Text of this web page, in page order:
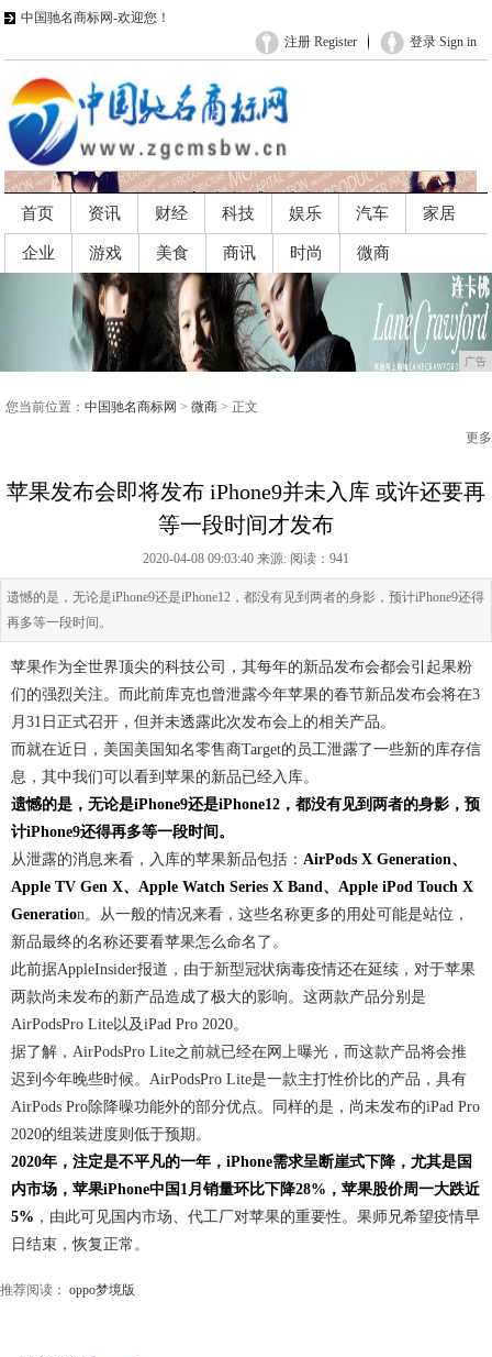
中国驰名商标网-欢迎您！
登录 Sign in
注册 Register
首页 资讯 财经 科技 娱乐 汽车 家居
企业 游戏 美食 商讯 时尚 微商
广告
您当前位置： 中国驰名商标网 > 微商 > 正文
更多
苹果发布会即将发布 iPhone9并未入库 或许还要再
等一段时间才发布
2020-04-08 09:03:40 来源: 阅读：941
遗憾的是，无论是iPhone9还是iPhone12，都没有见到两者的身影，预计iPhone9还得
再多等一段时间。
苹果作为全世界顶尖的科技公司，其每年的新品发布会都会引起果粉
们的强烈关注。而此前库克也曾泄露今年苹果的春节新品发布会将在3
月31日正式召开，但并未透露此次发布会上的相关产品。
而就在近日，美国美国知名零售商Target的员工泄露了一些新的库存信
息，其中我们可以看到苹果的新品已经入库。
遗憾的是，无论是iPhone9还是iPhone12，都没有见到两者的身影，预
计iPhone9还得再多等一段时间。
从泄露的消息来看，入库的苹果新品包括： AirPods X Generation、
Apple TV Gen X、Apple Watch Series X Band、Apple iPod Touch X
Generation。从一般的情况来看，这些名称更多的用处可能是站位，
新品最终的名称还要看苹果怎么命名了。
此前据AppleInsider报道，由于新型冠状病毒疫情还在延续，对于苹果
两款尚未发布的新产品造成了极大的影响。这两款产品分别是
AirPodsPro Lite以及iPad Pro 2020。
据了解，AirPodsPro Lite之前就已经在网上曝光，而这款产品将会推
迟到今年晚些时候。AirPodsPro Lite是一款主打性价比的产品，具有
AirPods Pro除降噪功能外的部分优点。同样的是，尚未发布的iPad Pro
2020的组装进度则低于预期。
2020年，注定是不平凡的一年，iPhone需求呈断崖式下降，尤其是国
内市场，苹果iPhone中国1月销量环比下降28%，苹果股价周一大跌近
5% ，由此可见国内市场、代工厂对苹果的重要性。果师兄希望疫情早
日结束，恢复正常。
推荐阅读： oppo梦境版